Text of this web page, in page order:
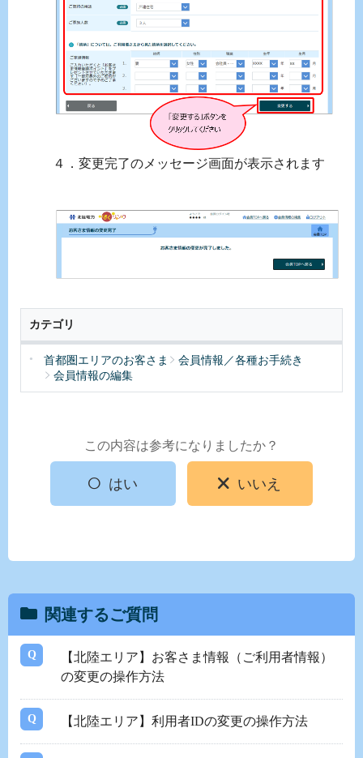
４．変更完了のメッセージ画面が表示されます
カテゴリ
首都圏エリアのお客さま
会員情報／各種お手続き
会員情報の編集
この内容は参考になりましたか？
はい いいえ
関連するご質問
【北陸エリア】お客さま情報（ご利用者情報）
の変更の操作方法
【北陸エリア】利用者IDの変更の操作方法